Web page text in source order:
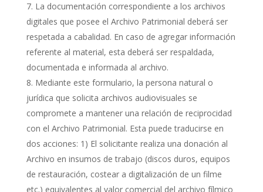
La documentación correspondiente a los archivos
digitales que posee el Archivo Patrimonial deberá ser
respetada a cabalidad. En caso de agregar información
referente al material, esta deberá ser respaldada,
documentada e informada al archivo.
Mediante este formulario, la persona natural o
jurídica que solicita archivos audiovisuales se
compromete a mantener una relación de reciprocidad
con el Archivo Patrimonial. Esta puede traducirse en
dos acciones: 1) El solicitante realiza una donación al
Archivo en insumos de trabajo (discos duros, equipos
de restauración, costear a digitalización de un filme
etc.) equivalentes al valor comercial del archivo fílmico